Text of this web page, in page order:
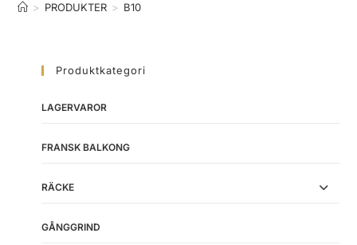
> PRODUKTER > B10
Produktkategori
LAGERVAROR
FRANSK BALKONG
RÄCKE
GÅNGGRIND